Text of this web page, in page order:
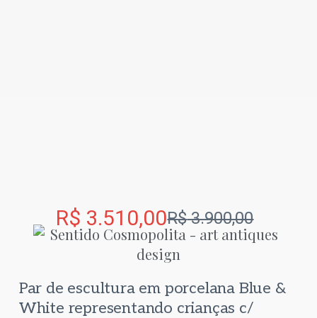
R$3.900,00
R$ 3.510,00
Par de escultura em porcelana Blue &
White representando crianças c/